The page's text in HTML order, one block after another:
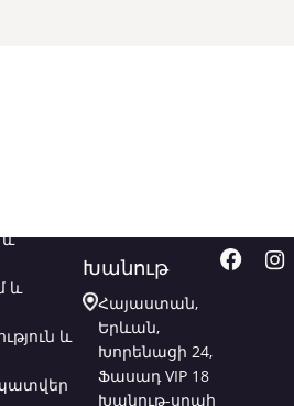
և
և
և
Խանութ
Հայաստան,
Երևան,
Խորենացի 24,
Ֆասադ VIP 18
Խանութ-սրահ